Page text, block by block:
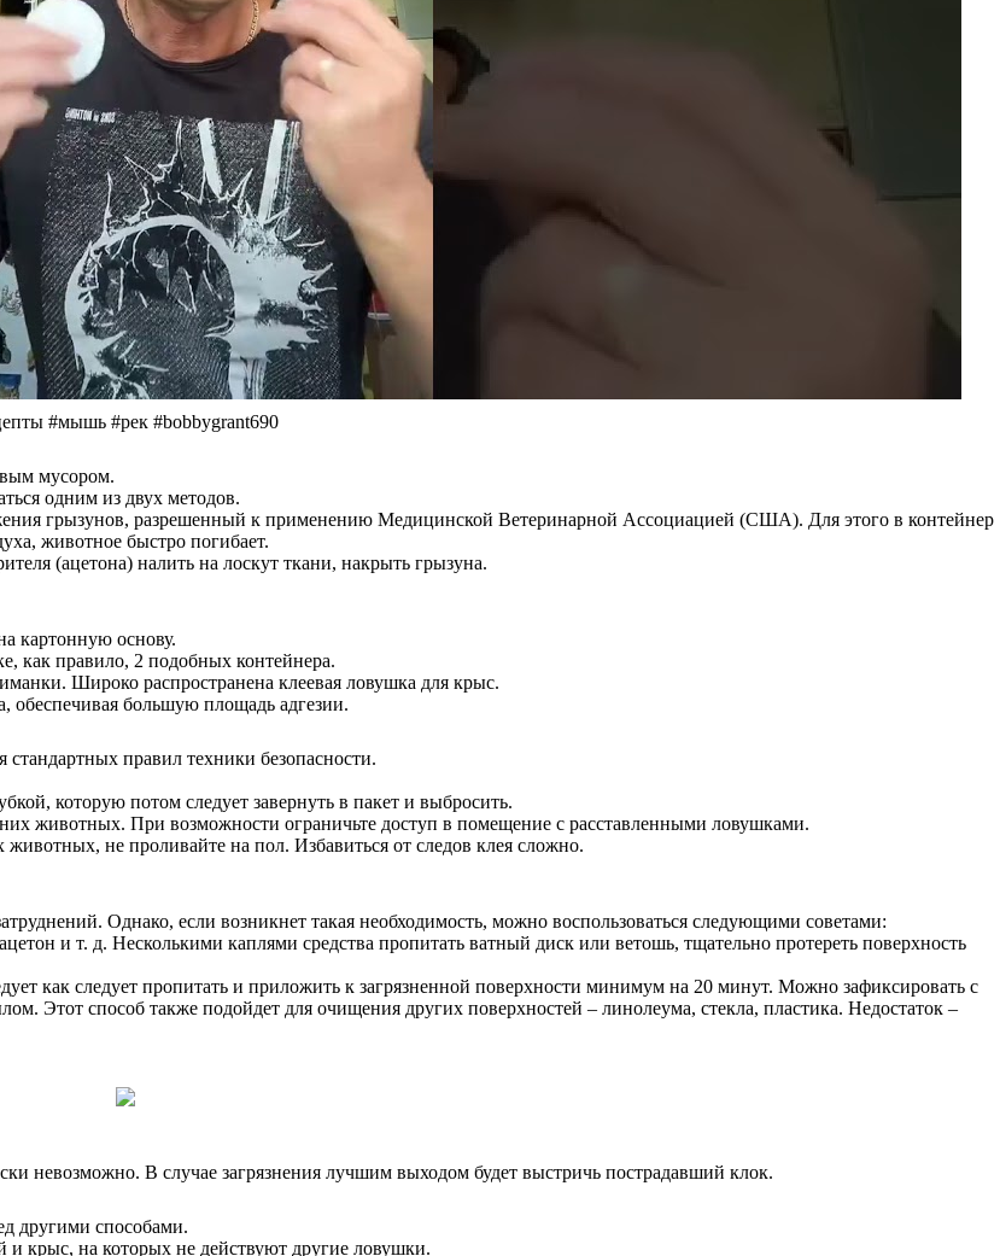
#мышь #рек #bobbygrant690
мусором.
одним из двух методов.
грызунов, разрешенный к применению Медицинской Ветеринарной Ассоциацией (США). Для этого в контейнер
животное быстро погибает.
(ацетона) налить на лоскут ткани, накрыть грызуна.
картонную основу.
как правило, 2 подобных контейнера.
Широко распространена клеевая ловушка для крыс.
обеспечивая большую площадь адгезии.
правил техники безопасности.
которую потом следует завернуть в пакет и выбросить.
животных. При возможности ограничьте доступ в помещение с расставленными ловушками.
не проливайте на пол. Избавиться от следов клея сложно.
Однако, если возникнет такая необходимость, можно воспользоваться следующими советами:
и т. д. Несколькими каплями средства пропитать ватный диск или ветошь, тщательно протереть поверхность
как следует пропитать и приложить к загрязненной поверхности минимум на 20 минут. Можно зафиксировать с
Этот способ также подойдет для очищения других поверхностей – линолеума, стекла, пластика. Недостаток –
невозможно. В случае загрязнения лучшим выходом будет выстричь пострадавший клок.
другими способами.
крыс, на которых не действуют другие ловушки.